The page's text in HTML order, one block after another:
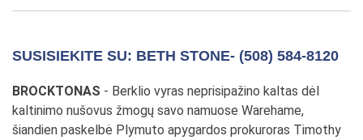
SUSISIEKITE SU: BETH STONE- (508) 584-8120
BROCKTONAS - Berklio vyras neprisipažino kaltas dėl
kaltinimo nušovus žmogų savo namuose Warehame,
šiandien paskelbė Plymuto apygardos prokuroras Timothy